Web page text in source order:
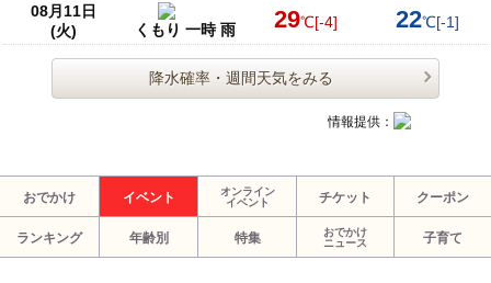
08月11日
(火)
くもり 一時 雨 29℃[-4] 22℃[-1]
降水確率・週間天気をみる
情報提供：
おでかけ イベント
オンライン
イベント
チケット クーポン
ランキング 年齢別 特集
おでかけ
ニュース
子育て